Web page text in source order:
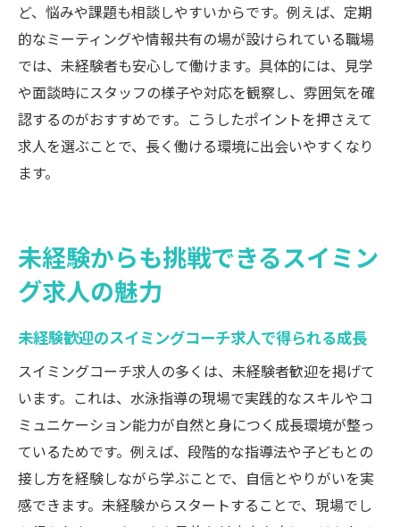
ど、悩みや課題も相談しやすいからです。例えば、定期
的なミーティングや情報共有の場が設けられている職場
では、未経験者も安心して働けます。具体的には、見学
や面談時にスタッフの様子や対応を観察し、雰囲気を確
認するのがおすすめです。こうしたポイントを押さえて
求人を選ぶことで、長く働ける環境に出会いやすくなり
ます。
未経験からも挑戦できるスイミン
グ求人の魅力
未経験歓迎のスイミングコーチ求人で得られる成長
スイミングコーチ求人の多くは、未経験者歓迎を掲げて
います。これは、水泳指導の現場で実践的なスキルやコ
ミュニケーション能力が自然と身につく成長環境が整っ
ているためです。例えば、段階的な指導法や子どもとの
接し方を経験しながら学ぶことで、自信とやりがいを実
感できます。未経験からスタートすることで、現場でし